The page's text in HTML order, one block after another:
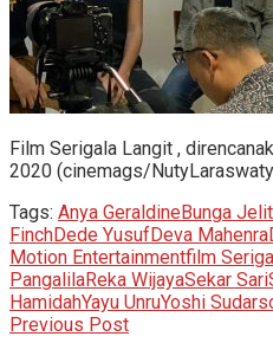
Film Serigala Langit ,
2020 (cinemags/
Tags: Anya GeraldineBunga
FinchDede YusufDeva Mahenra
Motion Entertainmentfilm
PangalilaReka WijayaSekar Sari
HamidahYayu UnruYoshi
Previous Post